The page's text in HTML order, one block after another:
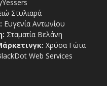
Στυλιαρά
Ευγενία Αντωνίου
Σταματία Βελάνη
Χρύσα Γώτα
Web Services